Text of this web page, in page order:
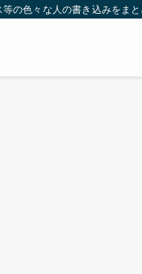
の色々な人の書き込みをま